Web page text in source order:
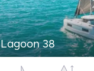
Lagoon 38